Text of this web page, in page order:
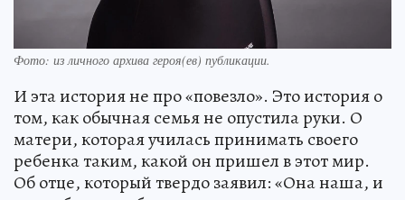
Фото: из личного архива героя(ев) публикации.
И эта история не про «повезло». Это история о
том, как обычная семья не опустила руки. О
матери, которая училась принимать своего
ребенка таким, какой он пришел в этот мир.
Об отце, который твердо заявил: «Она наша, и